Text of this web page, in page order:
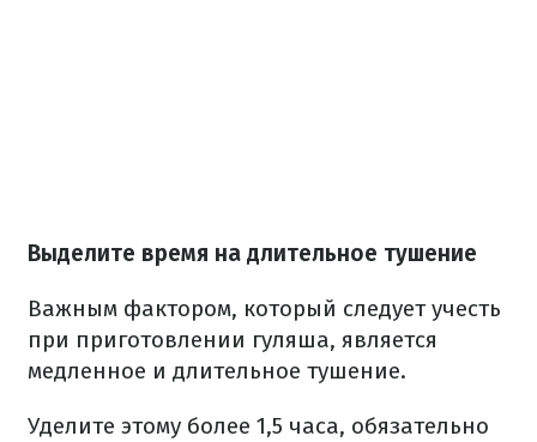
Выделите время на длительное тушение
Важным фактором, который следует учесть
при приготовлении гуляша, является
медленное и длительное тушение.
Уделите этому более 1,5 часа, обязательно